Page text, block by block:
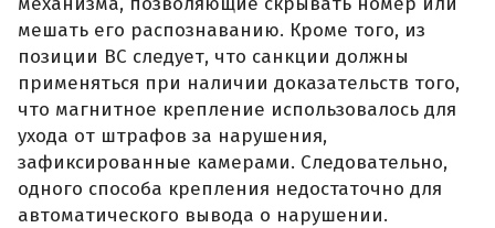
мешать его распознаванию. Кроме того, из
позиции ВС следует, что санкции должны
применяться при наличии доказательств того,
что магнитное крепление использовалось для
ухода от штрафов за нарушения,
зафиксированные камерами. Следовательно,
одного способа крепления недостаточно для
автоматического вывода о нарушении.